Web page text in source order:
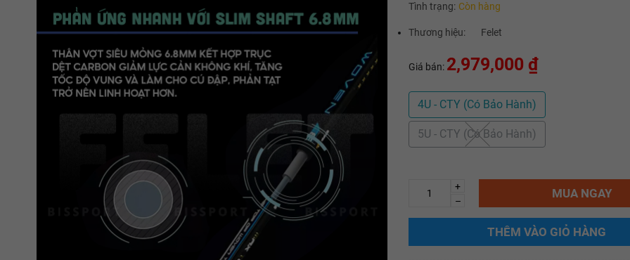
Tình trạng: Còn hàng
Thương hiệu: Felet
Giá bán: 2,979,000 ₫
4U - CTY (Có Bảo Hành)
5U - CTY (Có Bảo Hành)
+
–
MUA NGAY
THÊM VÀO GIỎ HÀNG